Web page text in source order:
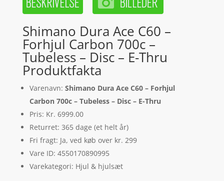
Shimano Dura Ace C60 –
Forhjul Carbon 700c –
Tubeless – Disc – E-Thru
Produktfakta
Varenavn: Shimano Dura Ace C60 – Forhjul
Carbon 700c – Tubeless – Disc – E-Thru
Pris: Kr. 6999.00
Returret: 365 dage (et helt år)
Fri fragt: Ja, ved køb over kr. 299
Vare ID: 4550170890995
Varekategori: Hjul & hjulsæt